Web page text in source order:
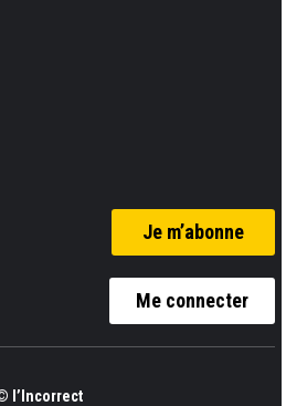
Je m’abonne
Me connecter
l’Incorrect